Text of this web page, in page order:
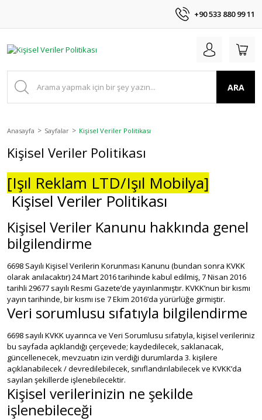
+90 533 880 99 11
ARA
Anasayfa Sayfalar Kişisel Veriler Politikası
Kişisel Veriler Politikası
[Işıl Reklam LTD/Işıl Mobilya]
Kişisel Veriler Politikası
Kişisel Veriler Kanunu hakkında genel
bilgilendirme
6698 Sayılı Kişisel Verilerin Korunması Kanunu (bundan sonra KVKK
olarak anılacaktır) 24 Mart 2016 tarihinde kabul edilmiş, 7 Nisan 2016
tarihli 29677 sayılı Resmi Gazete’de yayınlanmıştır. KVKK’nun bir kısmı
yayın tarihinde, bir kısmı ise 7 Ekim 2016’da yürürlüğe girmiştir.
Veri sorumlusu sıfatıyla bilgilendirme
6698 sayılı KVKK uyarınca ve Veri Sorumlusu sıfatıyla, kişisel verileriniz
bu sayfada açıklandığı çerçevede; kaydedilecek, saklanacak,
güncellenecek, mevzuatın izin verdiği durumlarda 3. kişilere
açıklanabilecek / devredilebilecek, sınıflandırılabilecek ve KVKK’da
sayılan şekillerde işlenebilecektir.
Kişisel verilerinizin ne şekilde
işlenebileceği